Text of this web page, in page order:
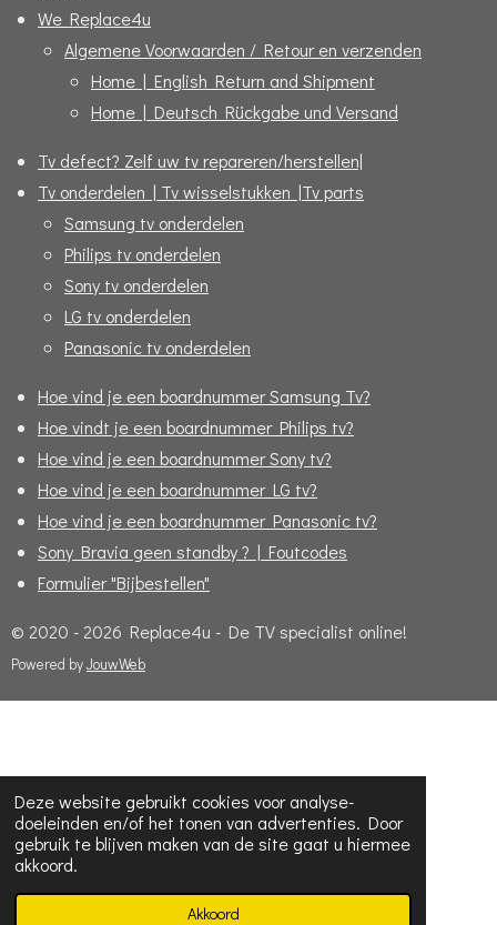
Deze website gebruikt cookies voor analyse-
doeleinden en/of het tonen van advertenties. Door
gebruik te blijven maken van de site gaat u hiermee
akkoord.
Akkoord
We Replace4u
Algemene Voorwaarden / Retour en verzenden
Home | English Return and Shipment
Home | Deutsch Rückgabe und Versand
Tv defect? Zelf uw tv repareren/herstellen|
Tv onderdelen | Tv wisselstukken |Tv parts
Samsung tv onderdelen
Philips tv onderdelen
Sony tv onderdelen
LG tv onderdelen
Panasonic tv onderdelen
Hoe vind je een boardnummer Samsung Tv?
Hoe vindt je een boardnummer Philips tv?
Hoe vind je een boardnummer Sony tv?
Hoe vind je een boardnummer LG tv?
Hoe vind je een boardnummer Panasonic tv?
Sony Bravia geen standby ? | Foutcodes
Formulier "Bijbestellen"
© 2020 - 2026 Replace4u - De TV specialist online!
Powered byJouwWeb